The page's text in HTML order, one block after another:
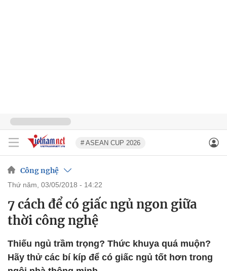
# ASEAN CUP 2026
Công nghệ
thứ năm, 03/05/2018 - 14:22
7 cách để có giấc ngủ ngon giữa
thời công nghệ
Thiếu ngủ trầm trọng? Thức khuya quá muộn?
Hãy thử các bí kíp để có giấc ngủ tốt hơn trong